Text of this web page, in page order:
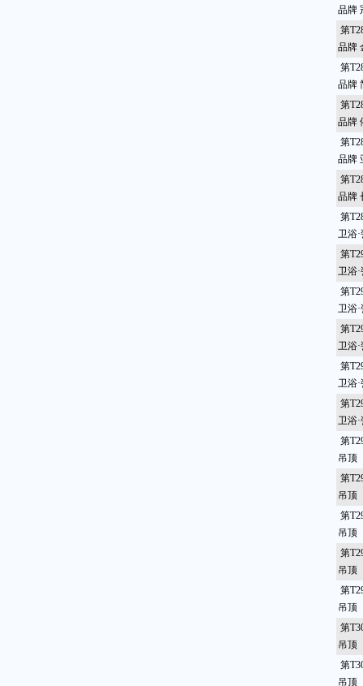
品牌
第
品牌
第
品牌
第
品牌
第
品牌
第
品牌
第
卫浴
第
卫浴
第
卫浴
第
卫浴
第
卫浴·
第
卫浴
第
吊顶
第
吊顶
第
吊顶
第
吊顶
第
吊顶
第
吊顶
第
吊顶